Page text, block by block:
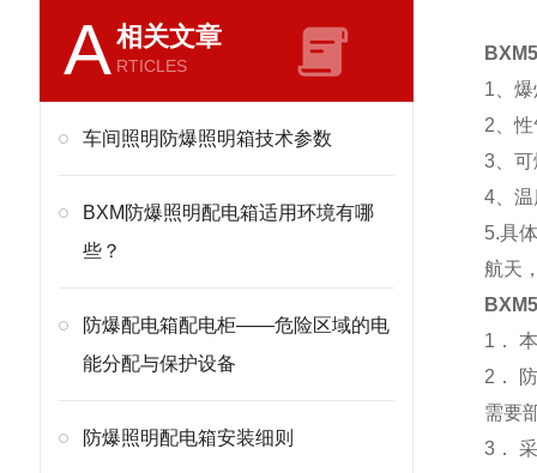
A相关文章
RTICLES
车间照明防爆照明箱技术参数
BXM防爆照明配电箱适用环境有哪
些？
防爆配电箱配电柜——危险区域的电
能分配与保护设备
防爆照明配电箱安装细则
1、
2、
3、
4、
5.具
航天
1．
2．
需要
3．